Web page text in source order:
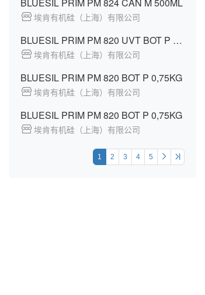
埃肯有机硅（上海）有限公司
BLUESIL PRIM PM 820 UVT BOT P 0,75KG
埃肯有机硅（上海）有限公司
BLUESIL PRIM PM 820 BOT P 0,75KG
埃肯有机硅（上海）有限公司
BLUESIL PRIM PM 820 BOT P 0,75KG
埃肯有机硅（上海）有限公司
1 2 3 4 5